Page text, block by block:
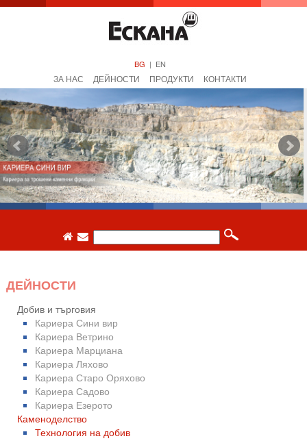
BG | EN
ЗА НАС ДЕЙНОСТИ ПРОДУКТИ КОНТАКТИ
ДЕЙНОСТИ
Добив и търговия
Кариера Сини вир
Кариера Ветрино
Кариера Марциана
Кариера Ляхово
Кариера Старо Оряхово
Кариера Садово
Кариера Езерото
Каменоделство
Технология на добив